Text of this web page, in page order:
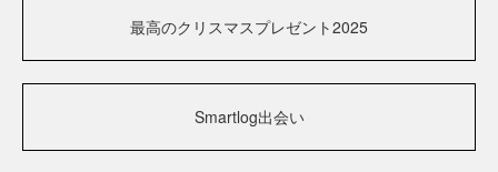
最高のクリスマスプレゼント2025
Smartlog出会い